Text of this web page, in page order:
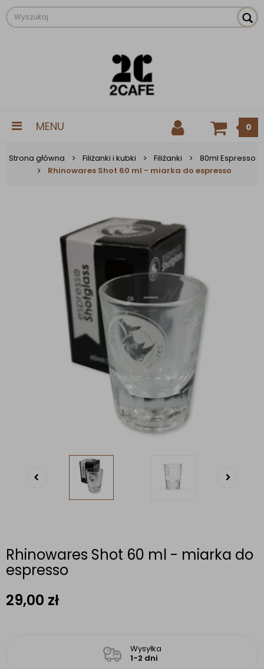
MENU 0
Strona główna Filiżanki i kubki Filiżanki
80ml Espresso
Rhinowares Shot 60 ml - miarka do espresso
Rhinowares Shot 60 ml - miarka do
espresso
29,00 zł
Wysyłka
1-2 dni